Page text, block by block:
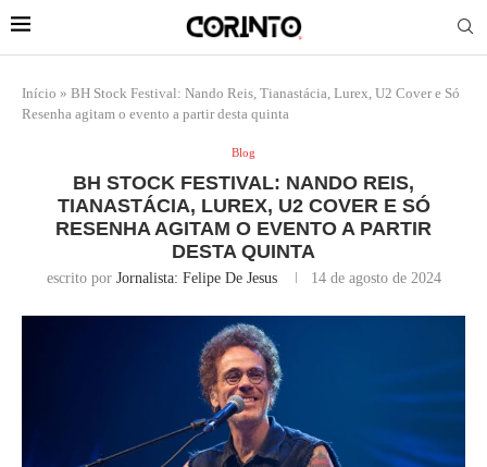
Início » BH Stock Festival: Nando Reis, Tianastácia, Lurex, U2 Cover e Só
Resenha agitam o evento a partir desta quinta
Blog
BH STOCK FESTIVAL: NANDO REIS,
TIANASTÁCIA, LUREX, U2 COVER E SÓ
RESENHA AGITAM O EVENTO A PARTIR
DESTA QUINTA
escrito por Jornalista: Felipe De Jesus 14 de agosto de 2024